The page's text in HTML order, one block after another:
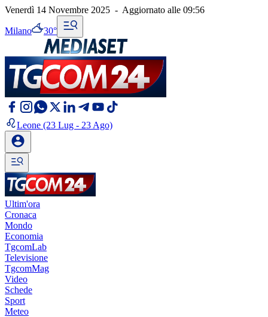
Venerdì 14 Novembre 2025 - Aggiornato alle 09:56
Milano 30°
Leone (23 Lug - 23 Ago)
Ultim'ora
Cronaca
Mondo
Economia
TgcomLab
Televisione
TgcomMag
Video
Schede
Sport
Meteo